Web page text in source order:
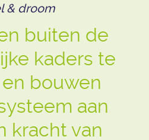
& droom
buiten de
kaders te
bouwen
aan
kracht van